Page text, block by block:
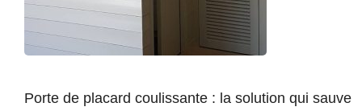
Porte de placard coulissante : la solution qui sauve